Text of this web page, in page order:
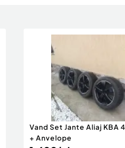
Vand Set Jante Aliaj KBA
+ Anvelope